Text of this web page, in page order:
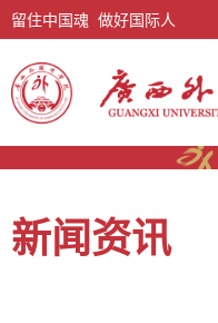
留住中国魂 做好国际人
新闻资讯